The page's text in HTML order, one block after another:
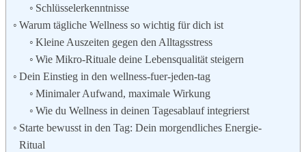
Schlüsselerkenntnisse
Warum tägliche Wellness so wichtig für dich ist
Kleine Auszeiten gegen den Alltagsstress
Wie Mikro-Rituale deine Lebensqualität steigern
Dein Einstieg in den wellness-fuer-jeden-tag
Minimaler Aufwand, maximale Wirkung
Wie du Wellness in deinen Tagesablauf integrierst
Starte bewusst in den Tag: Dein morgendliches Energie-
Ritual